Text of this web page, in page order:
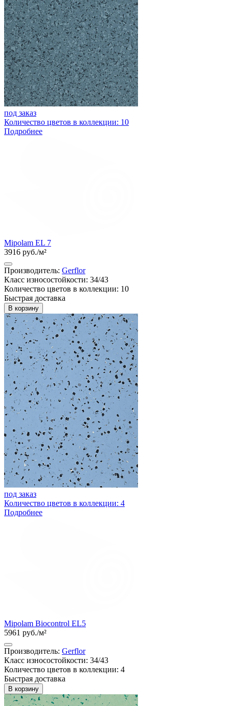
под заказ
Количество цветов в коллекции: 10
Подробнее
Mipolam EL 7
3916 руб./м²
Производитель: Gerflor
Класс износостойкости: 34/43
Количество цветов в коллекции: 10
Быстрая доставка
В корзину
под заказ
Количество цветов в коллекции: 4
Подробнее
Mipolam Biocontrol EL5
5961 руб./м²
Производитель: Gerflor
Класс износостойкости: 34/43
Количество цветов в коллекции: 4
Быстрая доставка
В корзину